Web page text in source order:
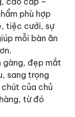
phù hợp
tiệc cưới, sự
mỗi bàn ăn
gàng, đẹp mắt
sang trọng
của chủ
từ đó